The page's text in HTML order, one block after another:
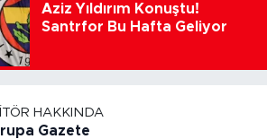
Aziz Yıldırım Konuştu!
Santrfor Bu Hafta Geliyor
HAKKINDA
Gazete